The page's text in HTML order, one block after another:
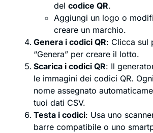
del codice QR.
Aggiungi un logo o
creare un marchio.
Genera i codici QR: Clicca sul
“Genera” per creare il lotto.
Scarica i codici QR: Il
le immagini dei codici QR.
nome assegnato
tuoi dati CSV.
Testa i codici: Usa uno
barre compatibile o uno